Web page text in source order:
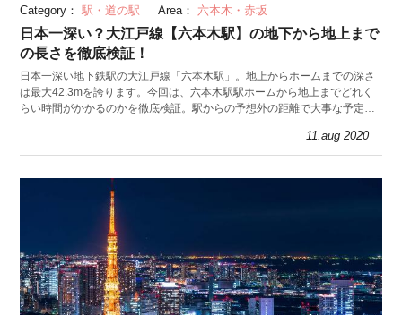
Category： 駅・道の駅 Area： 六本木・赤坂
日本一深い？大江戸線【六本木駅】の地下から地上まで
の長さを徹底検証！
日本一深い地下鉄駅の大江戸線「六本木駅」。地上からホームまでの深さ
は最大42.3mを誇ります。今回は、六本木駅駅ホームから地上までどれく
らい時間がかかるのかを徹底検証。駅からの予想外の距離で大事な予定に
11.aug 2020